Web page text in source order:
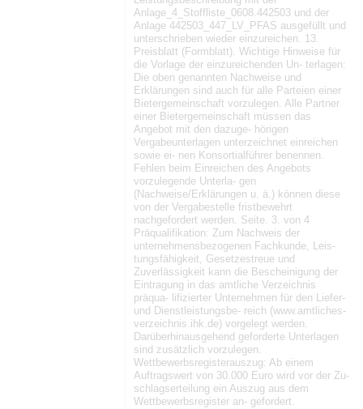
Anlage_4_Stoffliste_0608.442503 und der
Anlage 442503_447_LV_PFAS ausgefüllt und
unterschrieben wieder einzureichen. 13.
Preisblatt (Formblatt). Wichtige Hinweise für
die Vorlage der einzureichenden Un- terlagen:
Die oben genannten Nachweise und
Erklärungen sind auch für alle Parteien einer
Bietergemeinschaft vorzulegen. Alle Partner
einer Bietergemeinschaft müssen das
Angebot mit den dazuge- hörigen
Vergabeunterlagen unterzeichnet einreichen
sowie ei- nen Konsortialführer benennen.
Fehlen beim Einreichen des Angebots
vorzulegende Unterla- gen
(Nachweise/Erklärungen u. ä.) können diese
von der Vergabestelle fristbewehrt
nachgefordert werden. Seite. 3. von 4
Präqualifikation: Zum Nachweis der
unternehmensbezogenen Fachkunde, Leis-
tungsfähigkeit, Gesetzestreue und
Zuverlässigkeit kann die Bescheinigung der
Eintragung in das amtliche Verzeichnis
präqua- lifizierter Unternehmen für den Liefer-
und Dienstleistungsbe- reich (www.amtliches-
verzeichnis.ihk.de) vorgelegt werden.
Darüberhinausgehend geforderte Unterlagen
sind zusätzlich vorzulegen.
Wettbewerbsregisterauszug: Ab einem
Auftragswert von 30.000 Euro wird vor der Zu-
schlagserteilung ein Auszug aus dem
Wettbewerbsregister an- gefordert.